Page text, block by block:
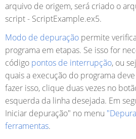
arquivo de origem, será criado o
script - ScriptExample.ex5.
Modo de depuração permite
programa em etapas. Se isso for
código pontos de interrupção, ou
quais a execução do programa
fazer isso, clique duas vezes no
esquerda da linha desejada. Em
Iniciar depuração" no menu
ferramentas.